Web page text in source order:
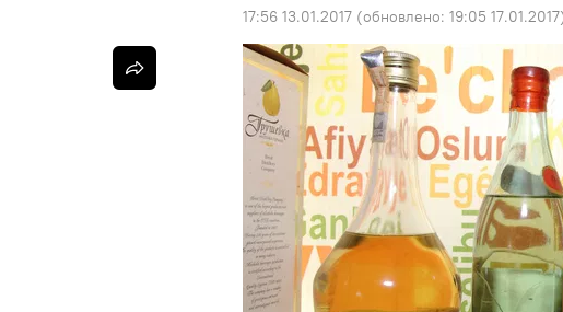
17:56 13.01.2017 (обновлено: 19:05 17.01.2017